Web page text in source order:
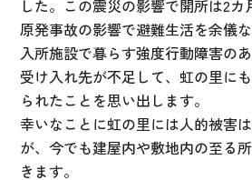
した。この震災の影響で開所は2カ
原発事故の影響で避難生活を余儀
入所施設で暮らす強度行動障害の
受け入れ先が不足して、虹の里に
られたことを思い出します。
幸いなことに虹の里には人的被害
が、今でも建屋内や敷地内の至る
きます。